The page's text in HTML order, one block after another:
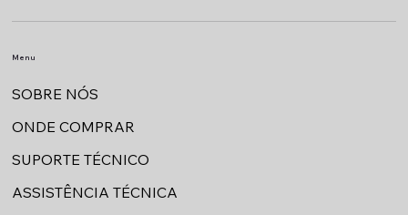
Menu
SOBRE NÓS
ONDE COMPRAR
SUPORTE TÉCNICO
ASSISTÊNCIA TÉCNICA